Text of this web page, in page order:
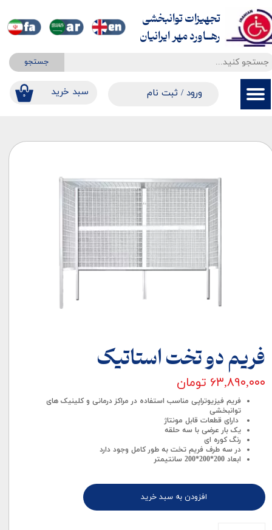
جستجو
۰ ​​سبد خرید ورود / ثبت نام
حساب کاربری من
سفارشات
خروج از حساب کاربری
تجهیزات توانبخشی
​​​​​​​رهــاورد مهر ایرانیان
فریم دو تخت استاتیک
۶۳,۸۹۰,۰۰۰ تومان
فریم فیزیوتراپی مناسب استفاده در مراکز درمانی و کلینیک های
توانبخشی
دارای قطعات قابل مونتاژ
یک بار عرضی با سه حلقه
رنگ کوره ای
در سه طرف فریم تخت به طور کامل وجود دارد
ابعاد 200*200*200 سانتیمتر
افزودن به سبد خرید